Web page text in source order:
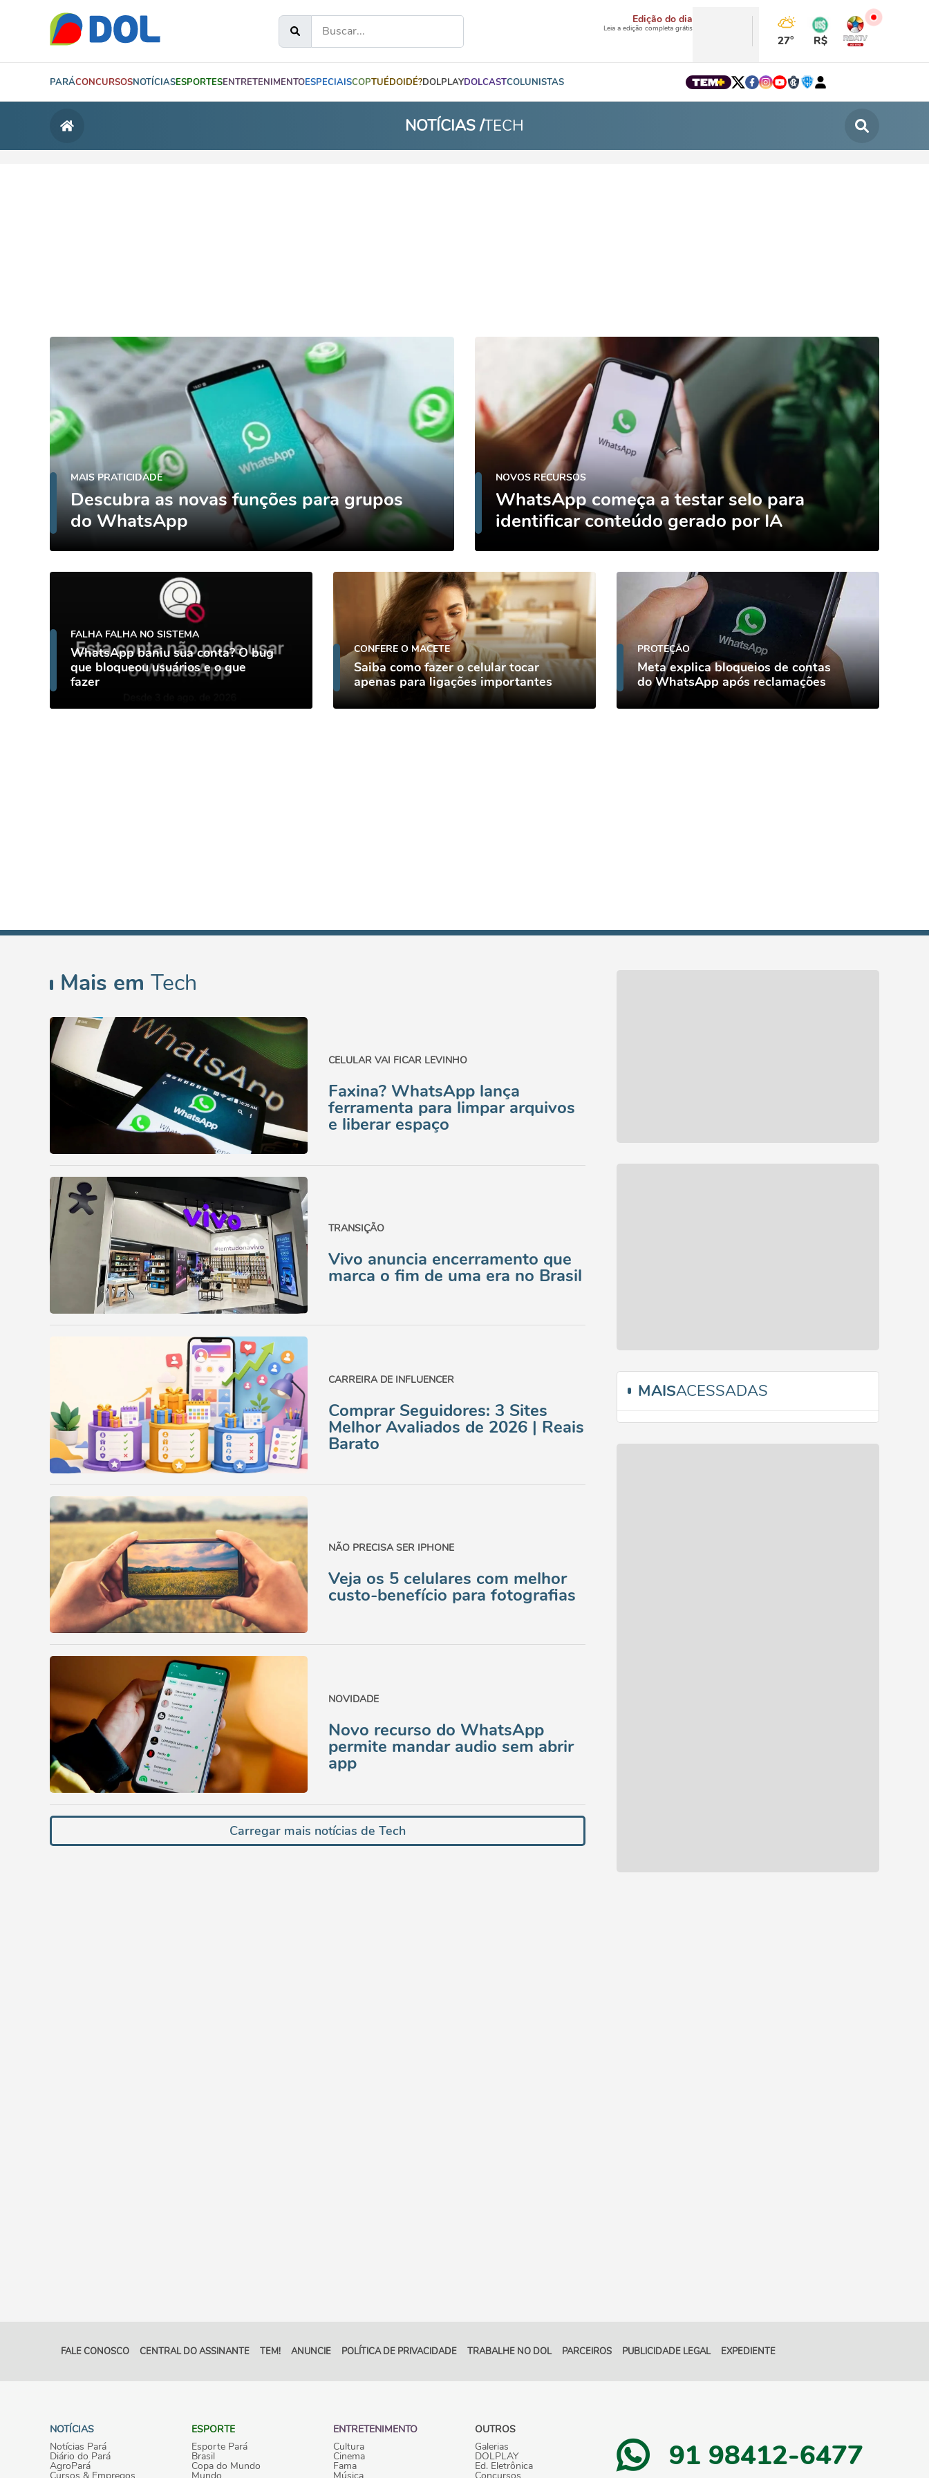
Edição do dia
Leia a edição completa grátis
27° R$
PARÁCONCURSOSNOTÍCIASESPORTESENTRETENIMENTOESPECIAISCOPTUÉDOIDÉ?DOLPLAYDOLCASTCOLUNISTAS
NOTÍCIAS /TECH
MAIS PRATICIDADE
Descubra as novas funções para grupos
do WhatsApp
NOVOS RECURSOS
WhatsApp começa a testar selo para
identificar conteúdo gerado por IA
FALHA FALHA NO SISTEMA
WhatsApp baniu sua conta? O bug
que bloqueou usuários e o que
fazer
CONFERE O MACETE
Saiba como fazer o celular tocar
apenas para ligações importantes
PROTEÇÃO
Meta explica bloqueios de contas
do WhatsApp após reclamações
Mais em Tech
CELULAR VAI FICAR LEVINHO
Faxina? WhatsApp lança
ferramenta para limpar arquivos
e liberar espaço
TRANSIÇÃO
Vivo anuncia encerramento que
marca o fim de uma era no Brasil
CARREIRA DE INFLUENCER
Comprar Seguidores: 3 Sites
Melhor Avaliados de 2026 | Reais
Barato
NÃO PRECISA SER IPHONE
Veja os 5 celulares com melhor
custo-benefício para fotografias
NOVIDADE
Novo recurso do WhatsApp
permite mandar audio sem abrir
app
Carregar mais notícias de Tech
MAISACESSADAS
FALE CONOSCO CENTRAL DO ASSINANTE TEM! ANUNCIE POLÍTICA DE PRIVACIDADE TRABALHE NO DOL PARCEIROS PUBLICIDADE LEGAL EXPEDIENTE
NOTÍCIAS
Notícias Pará
Diário do Pará
AgroPará
Cursos & Empregos
ESPORTE
Esporte Pará
Brasil
Copa do Mundo
Mundo
ENTRETENIMENTO
Cultura
Cinema
Fama
Música
OUTROS
Galerias
DOLPLAY
Ed. Eletrônica
Concursos
91 98412-6477